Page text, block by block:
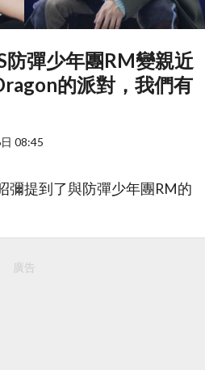
防彈少年團RM變親近
的派對，我們有
08:45
彌提到了與防彈少年團RM的
廣告